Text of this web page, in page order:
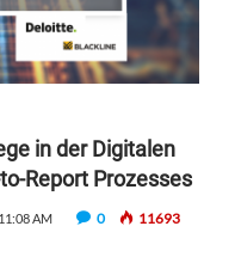
in der Digitalen
Report Prozesses
AM 0 11693